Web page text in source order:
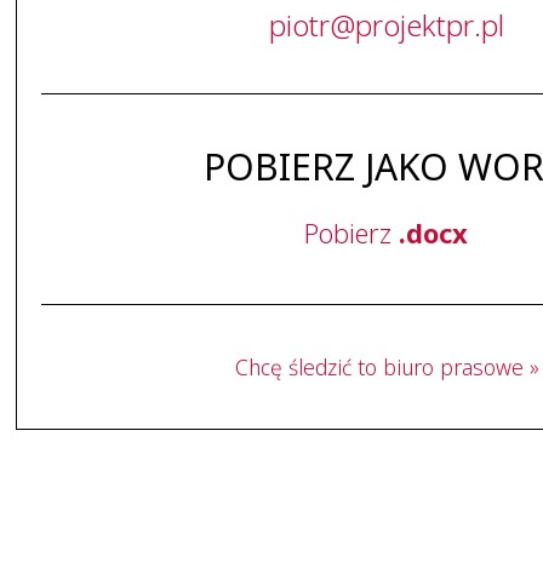
piotr@projektpr.pl
POBIERZ JAKO
Pobierz .docx
Chcę śledzić to biuro prasowe »